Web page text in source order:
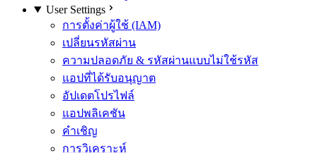
User Settings
การตั้งค่าผู้ใช้ (IAM)
เปลี่ยนรหัสผ่าน
ความปลอดภัย & รหัสผ่านแบบไม่ใช้รหัส
แอปที่ได้รับอนุญาต
อัปเดตโปรไฟล์
แอปพลิเคชัน
คำเชิญ
การวิเคราะห์